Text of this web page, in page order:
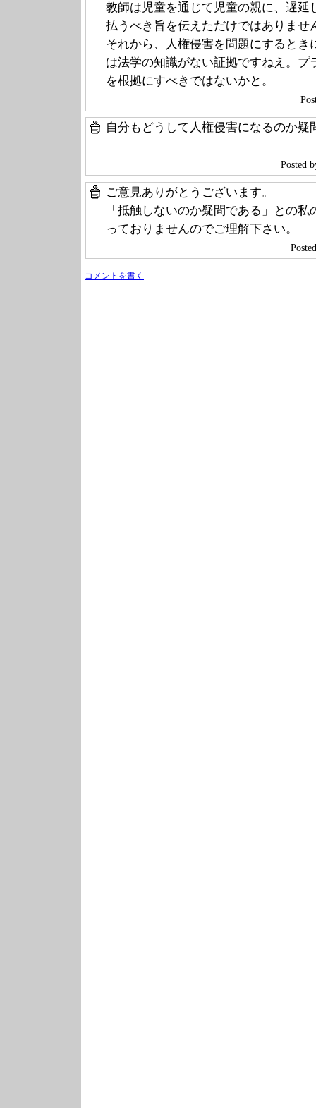
教師は児童を通じて児童の親に、遅延
払うべき旨を伝えただけではありませ
それから、人権侵害を問題にするとき
は法学の知識がない証拠ですねえ。プ
を根拠にすべきではないかと。
自分もどうして人権侵害になるのか疑
Posted
ご意見ありがとうございます。
「抵触しないのか疑問である」との
っておりませんのでご理解下さい。
コメントを書く